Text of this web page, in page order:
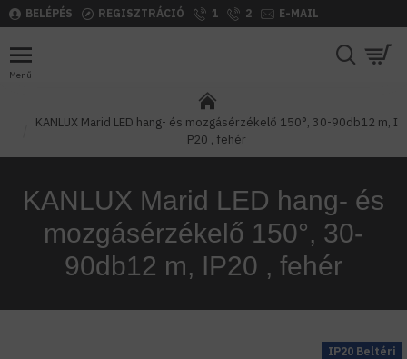
BELÉPÉS REGISZTRÁCIÓ 1 2 E-MAIL
KANLUX Marid LED hang- és mozgásérzékelő 150°, 30-90db12 m, I
P20 , fehér
KANLUX Marid LED hang- és
mozgásérzékelő 150°, 30-
90db12 m, IP20 , fehér
IP20 Beltéri